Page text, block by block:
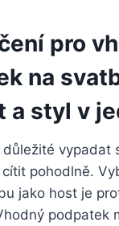
pro
na
a styl v
vypadat
⁤pohodlně.
jako host je
podpatek